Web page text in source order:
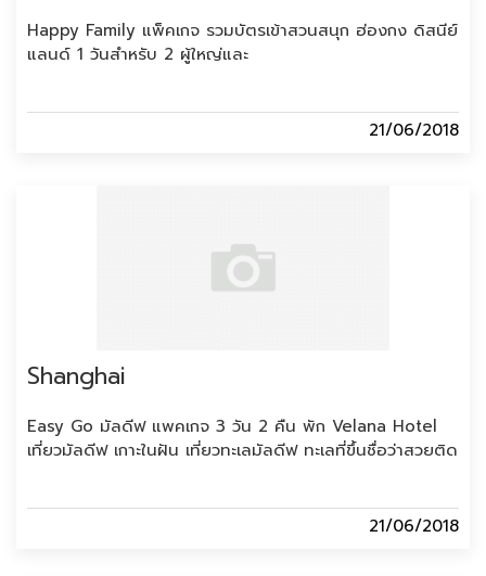
Happy Family แพ็คเกจ รวมบัตรเข้าสวนสนุก ฮ่องกง ดิสนีย์
แลนด์ 1 วันสำหรับ 2 ผู้ใหญ่และ
21/06/2018
Shanghai
Easy Go มัลดีฟ แพคเกจ 3 วัน 2 คืน พัก Velana Hotel
เที่ยวมัลดีฟ เกาะในฝัน เที่ยวทะเลมัลดีฟ ทะเลที่ขึ้นชื่อว่าสวยติด
21/06/2018